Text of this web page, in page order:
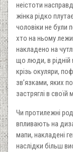
неістоти
жінка рідко
чоловіки не були
хто на ньому
накладено на
що люди, в рідній
крізь окуляри,
зв’язками, яких
застряглі в
Чи протилежні
впливають на
мапи, накладені
наслідки більш